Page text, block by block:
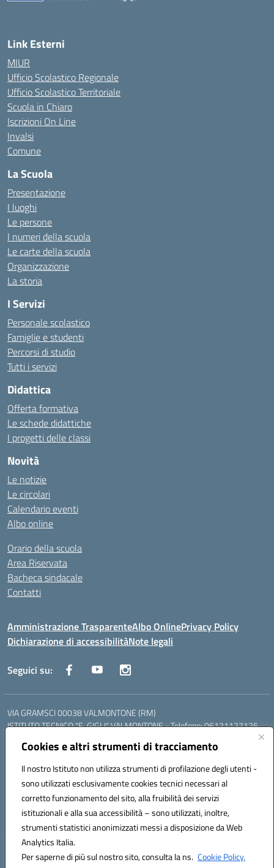
Cookies e altri strumenti di tracciamento
Il nostro Istituto non utilizza strumenti di profilazione degli utenti -
sono utilizzati esclusivamente cookies tecnici necessari al
corretto funzionamento del sito, alla fruibilità dei servizi
istituzionali e alla sua accessibilità – sono utilizzati, inoltre,
strumenti statistici anonimizzati messi a disposizione da Web
Analytics Italia.
Per saperne di più sul nostro sito, consulta la ns. Cookie Policy.
Link Esterni
MIUR
Ufficio Scolastico Regionale
Ufficio Scolastico Territoriale
Scuola in Chiaro
Iscrizioni On Line
Invalsi
Comune
La Scuola
Presentazione
I luoghi
Le persone
I numeri della scuola
Le carte della scuola
Organizzazione
La storia
I Servizi
Personale scolastico
Famiglie e studenti
Percorsi di studio
Tutti i servizi
Didattica
Offerta formativa
Le schede didattiche
I progetti delle classi
Novità
Le notizie
Le circolari
Calendario eventi
Albo online
Orario della scuola
Area Riservata
Bacheca sindacale
Contatti
Amministrazione TrasparenteAlbo OnlinePrivacy Policy
Dichiarazione di accessibilitàNote legali
Seguici su:
VIA GRAMSCI 00038 VALMONTONE (RM)
ISTITUTO TECNICO "E. GIGLI" VALMONTONE - Telefono: 06121127125
06121126825
LICEO DELLE SCIENZE UMANE "P.L. NERVI" SEGNI - Telefono:
06121126845
Mail: RMIS099002@istruzione.it - PEC: RMIS099002@pec.istruzione.it
Codice meccanografico: RMIS099002
Codice fiscale: 95036960581
Hosting & Powered by 3D Solution S.r.l.